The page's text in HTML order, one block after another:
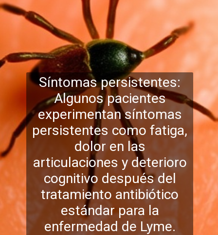
Síntomas persistentes:
Algunos pacientes
experimentan síntomas
persistentes como fatiga,
dolor en las
articulaciones y deterioro
cognitivo después del
tratamiento antibiótico
estándar para la
enfermedad de Lyme.